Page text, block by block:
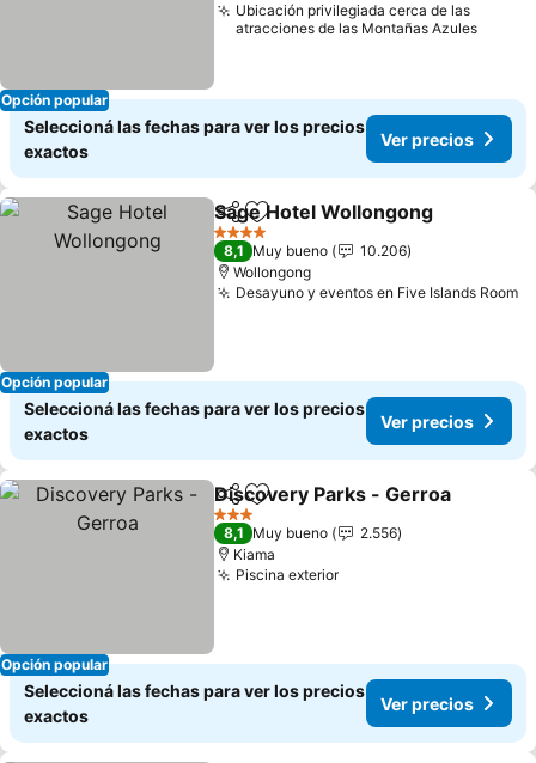
Opción popular
Ubicación privilegiada cerca de las
atracciones de las Montañas Azules
Seleccioná las fechas para ver los precios
exactos
Ver precios
Opción popular
CompartirAñadir a favoritos
Sage Hotel Wollongong
4 Estrellas
8,1 Muy bueno
10.206
Wollongong
Desayuno y eventos en Five Islands Room
Seleccioná las fechas para ver los precios
exactos
Ver precios
Opción popular
CompartirAñadir a favoritos
Discovery Parks - Gerroa
3 Estrellas
8,1 Muy bueno
2.556
Kiama
Piscina exterior
Seleccioná las fechas para ver los precios
exactos
Ver precios